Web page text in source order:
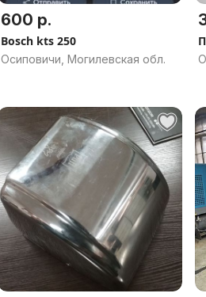
600 р.
Bosch kts 250
Осиповичи, Могилевская обл.